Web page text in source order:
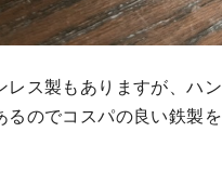
レス製もありますが、ハ
るのでコスパの良い鉄製